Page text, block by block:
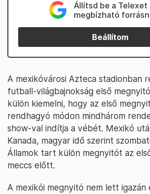
Állítsd be a Telexet
megbízható
Beállítom
A mexikóvárosi Azteca stadionban
futball-világbajnokság első
külön kiemelni, hogy az első
rendhagyó módon mindhárom
show-val indítja a vébét. Mexikó
Kanada, magyar idő szerint
Államok tart külön megnyitót az
meccs előtt.
A mexikói megnyitó nem lett igazán